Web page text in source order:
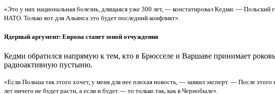
«Это у них национальная болезнь, длящаяся уже 300 лет, — констатировал Кедми. — Польский
НАТО. Только вот для Альянса это будет последний конфликт».
Ядерный аргумент: Европа станет зоной отчуждения
Кедми обратился напрямую к тем, кто в Брюсселе и Варшаве принимает
радиоактивную пустыню.
«Если Польша так этого хочет, у меня для нее плохая новость, — заявил эксперт. — После
лет ничего не будет расти, а если и будет — то только так, как в Чернобыле».